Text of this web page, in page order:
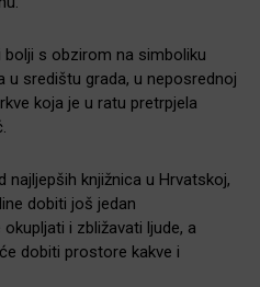
s obzirom na simboliku
u središtu grada, u neposrednoj
koja je u ratu pretrpjela
najljepših knjižnica u Hrvatskoj,
dobiti još jedan
i zbližavati ljude, a
dobiti prostore kakve i